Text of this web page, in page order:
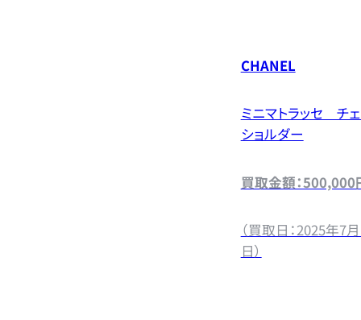
CHANEL
ミニマトラッセ チ
ショルダー
買取金額：500,000
（買取日：2025年7
日）